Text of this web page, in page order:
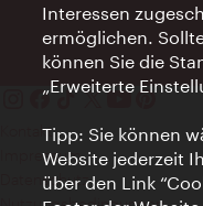
Kontakt
Impressum
Datenschutz
Interessen
ermöglichen.
können Sie die
„Erweiterte
Tipp: Sie können
Website jederzeit
über den Link